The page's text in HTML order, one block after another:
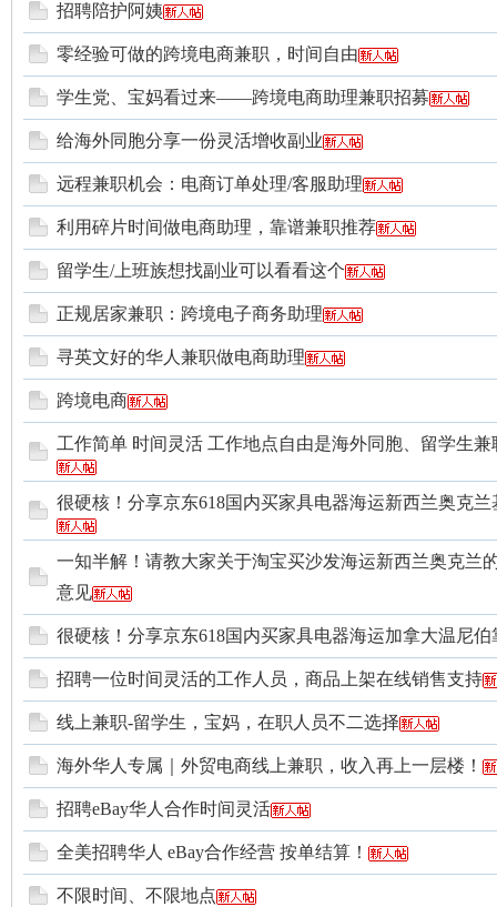
招聘陪护阿姨
零经验可做的跨境电商兼职，时间自由
学生党、宝妈看过来——跨境电商助理兼职招募
给海外同胞分享一份灵活增收副业
远程兼职机会：电商订单处理/客服助理
利用碎片时间做电商助理，靠谱兼职推荐
留学生/上班族想找副业可以看看这个
正规居家兼职：跨境电子商务助理
寻英文好的华人兼职做电商助理
跨境电商
工作简单 时间灵活 工作地点自由是海外同胞、留学生兼
很硬核！分享京东618国内买家具电器海运新西兰奥克
一知半解！请教大家关于淘宝买沙发海运新西兰奥克兰
意见
很硬核！分享京东618国内买家具电器海运加拿大温尼伯
招聘一位时间灵活的工作人员，商品上架在线销售支持
线上兼职-留学生，宝妈，在职人员不二选择
海外华人专属｜外贸电商线上兼职，收入再上一层楼！
招聘eBay华人合作时间灵活
全美招聘华人 eBay合作经营 按单结算！
不限时间、不限地点